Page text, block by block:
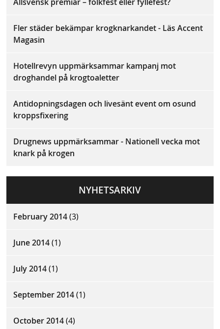
Fler städer bekämpar krogknarkandet - Läs Accent
Magasin
Hotellrevyn uppmärksammar kampanj mot
droghandel på krogtoaletter
Antidopningsdagen och livesänt event om osund
kroppsfixering
Drugnews uppmärksammar - Nationell vecka mot
knark på krogen
NYHETSARKIV
February 2014(3)
June 2014(1)
July 2014(1)
September 2014(1)
October 2014(4)